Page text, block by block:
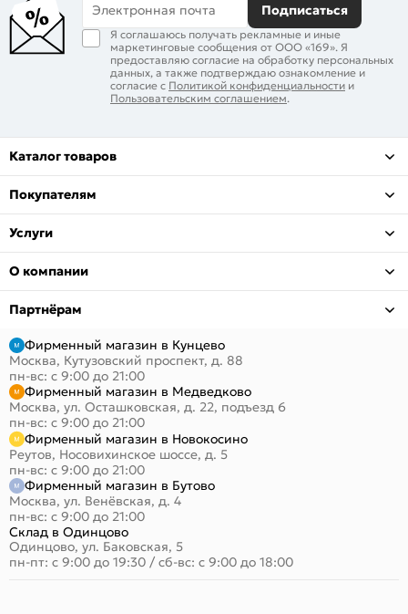
Электронная почта Подписаться
Я соглашаюсь получать рекламные и иные
маркетинговые сообщения от ООО «169». Я
предоставляю согласие на обработку персональных
данных, а также подтверждаю ознакомление и
согласие с Политикой конфиденциальности и
Пользовательским соглашением.
Каталог товаров
Покупателям
Услуги
О компании
Партнёрам
Фирменный магазин в Кунцево
Москва, Кутузовский проспект, д. 88
пн-вс: с 9:00 до 21:00
Фирменный магазин в Медведково
Москва, ул. Осташковская, д. 22, подъезд 6
пн-вс: с 9:00 до 21:00
Фирменный магазин в Новокосино
Реутов, Носовихинское шоссе, д. 5
пн-вс: с 9:00 до 21:00
Фирменный магазин в Бутово
Москва, ул. Венёвская, д. 4
пн-вс: с 9:00 до 21:00
Склад в Одинцово
Одинцово, ул. Баковская, 5
пн-пт: с 9:00 до 19:30 / сб-вс: с 9:00 до 18:00